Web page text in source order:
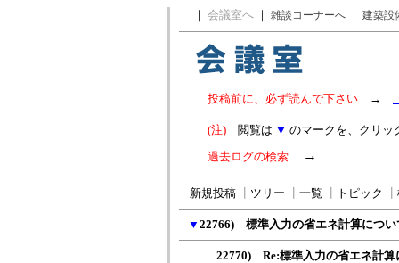
｜ 会議室へ ｜ 雑談コーナーへ ｜ 建築設
投稿前に、必ず読んで下さい →
(注) 閲覧は ▼ のマークを、クリッ
過去ログの検索 →
新規投稿 ツリー 一覧 トピック
▼ 22766) 標準入力の省エネ計算につい
22770) Re:標準入力の省エネ計算